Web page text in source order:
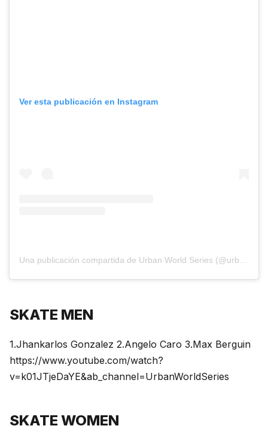
Ver esta publicación en Instagram
SKATE MEN
1.Jhankarlos Gonzalez 2.Angelo Caro 3.Max Berguin
https://www.youtube.com/watch?
v=k01JTjeDaYE&ab_channel=UrbanWorldSeries
SKATE WOMEN